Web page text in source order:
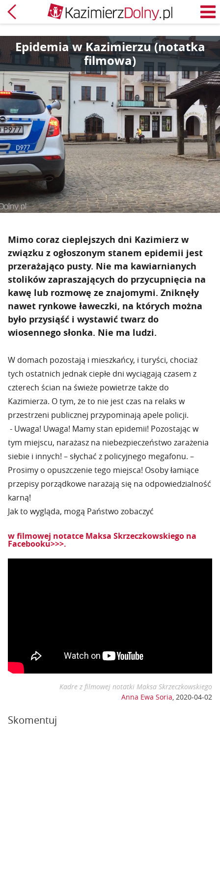
Powrót
Epidemia w Kazimierzu (notatka
filmowa)
Mimo coraz cieplejszych dni Kazimierz w
związku z ogłoszonym stanem epidemii jest
przerażająco pusty. Nie ma kawiarnianych
stolików zapraszających do przycupnięcia na
kawę lub rozmowę ze znajomymi. Zniknęły
nawet rynkowe ławeczki, na których można
było przysiąść i wystawić twarz do
wiosennego słonka. Nie ma ludzi.
W domach pozostają i mieszkańcy, i turyści, chociaż
tych ostatnich jednak ciepłe dni wyciągają czasem z
czterech ścian na świeże powietrze także do
Kazimierza. O tym, że to nie jest czas na relaks w
przestrzeni publicznej przypominają apele policji.
- Uwaga! Uwaga! Mamy stan epidemii! Pozostając w
tym miejscu, narażasz na niebezpieczeństwo zarażenia
siebie i innych! – słychać z policyjnego megafonu. –
Prosimy o opuszczenie tego miejsca! Osoby łamiące
przepisy porządkowe narażają się na odpowiedzialność
karną!
Jak to wygląda, mogą Państwo zobaczyć
w filmowej notatce Maksa Skrzeczkowskiego na
Facebooku>>>.
Kadre z filmowej notatki Maksa Skrzeczkowskiego
Anna Ewa Soria, 2020-04-02
Skomentuj